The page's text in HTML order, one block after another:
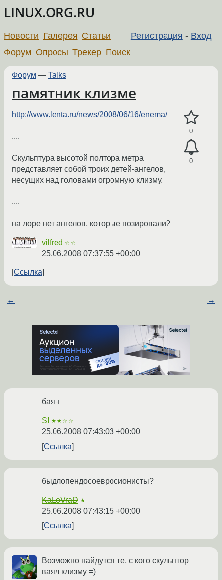
LINUX.ORG.RU
Регистрация - Вход
Новости Галерея Статьи
Форум Опросы Трекер Поиск
Форум — Talks
памятник клизме
0
0
http://www.lenta.ru/news/2008/06/16/enema/
....
Скульптура высотой полтора метра
представляет собой троих детей-ангелов,
несущих над головами огромную клизму.
....
на лоре нет ангелов, которые позировали?
vilfred ☆☆
25.06.2008 07:37:55 +00:00
Ссылка
← →
баян
SI ★★☆☆
25.06.2008 07:43:03 +00:00
Ссылка
быдлопендосоевросионисты?
KaLoVraD ★
25.06.2008 07:43:15 +00:00
Ссылка
Возможно найдутся те, с кого скульптор
ваял клизму =)